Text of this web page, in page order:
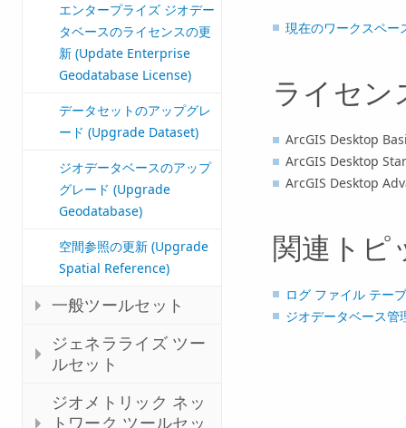
エンタープライズ ジオデー
タベースのライセンスの更
新 (Update Enterprise
Geodatabase License)
データセットのアップグレ
ード (Upgrade Dataset)
ジオデータベースのアップ
グレード (Upgrade
Geodatabase)
空間参照の更新 (Upgrade
Spatial Reference)
一般ツールセット
ジェネラライズ ツー
ルセット
ジオメトリック ネッ
トワーク ツールセッ
現在のワークスペー
ライセン
ArcGIS Desktop
ArcGIS Desktop
ArcGIS Desktop
関連トピ
ログ ファイル テー
ジオデータベース管